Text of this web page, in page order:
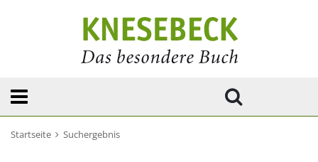
Startseite Suchergebnis